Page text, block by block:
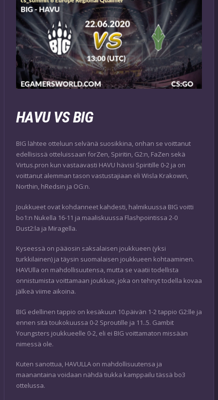
HAVU VS BIG
BIG lähtee otteluun selvänä suosikkina, onhan se voittanut
edellisissä otteluissaan forZen, Spiritin, G2:n, FaZen sekä
Virtus.pron kun vastaavasti HAVU hävisi Spiritille 0-2 ja on
voittanut alemman tason vastustajiaan eli Wisla Krakowin,
Northin, hRedsin ja OG:n.
Joukkueet ovat kohdanneet kahdesti, halmikuussa BIG voitti
bo1:n Nukella 16-11 ja maaliskuussa Flashpointissa 2-0
Dust2:la ja Miragella.
Kyseessä on pääosin saksalaisen joukkueen (yksi
turkkilainen) ja täysin suomalaisen joukkueen kohtaaminen.
HAVUlla on mahdollisuutensa, mutta se vaatii todellista
onnistumista voittamaan joukkue, joka on tehnyt todella kovaa
jälkeä viime aikoina.
BIG edellinen tappio on kesäkuun 10.päivän 1-2 tappio G2:lle ja
ennen sitä toukokuussa 0-2 Sproutille ja 11..5. Gambit
Youngsters joukkueelle 0-2, eli ei BIG voittamaton missään
nimessä ole.
Kuten sanottua, HAVULLA on mahdollisuutensa ja
maanantaina voidaan nähdä tiukka kamppailu tässä bo3
ottelussa.